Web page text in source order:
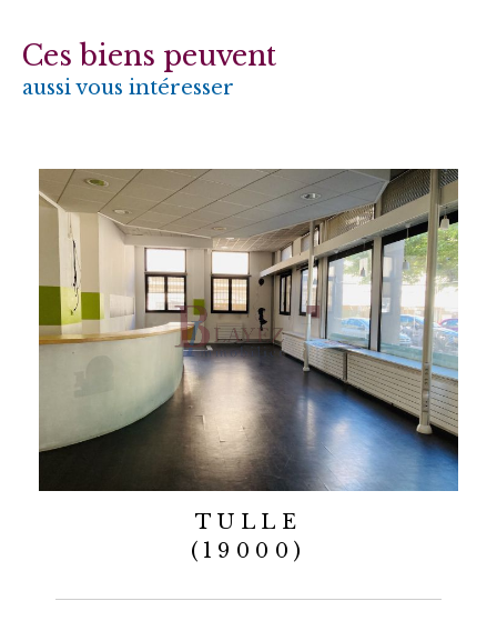
Ces biens peuvent
aussi vous intéresser
TULLE
(19000)